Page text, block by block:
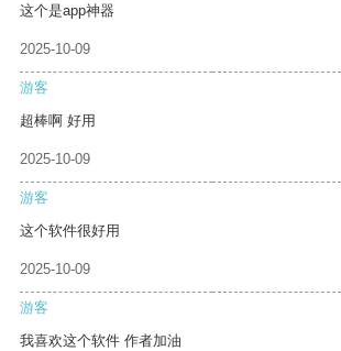
这个是app神器
2025-10-09
游客
超棒啊 好用
2025-10-09
游客
这个软件很好用
2025-10-09
游客
我喜欢这个软件 作者加油